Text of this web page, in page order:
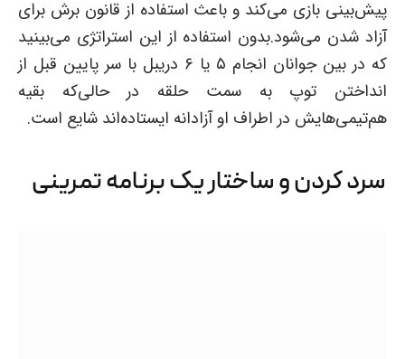
پیش‌بینی بازی می‌کند و باعث استفاده از قانون برش برای
آزاد شدن می‌شود.بدون استفاده از این استراتژی می‌بینید
که در بین جوانان انجام ۵ یا ۶ دریبل با سر پایین قبل از
انداختن توپ به سمت حلقه در حالی‌که بقیه
هم‌تیمی‌هایش در اطراف او آزادانه ایستاده‌اند شایع است.
سرد کردن و ساختار یک برنامه تمرینی